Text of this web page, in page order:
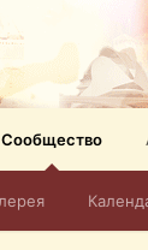
Сообщество
Тел: +972-526-
как удалить